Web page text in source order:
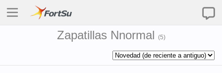
Zapatillas Nnormal (5)